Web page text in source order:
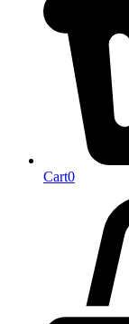
Cart0